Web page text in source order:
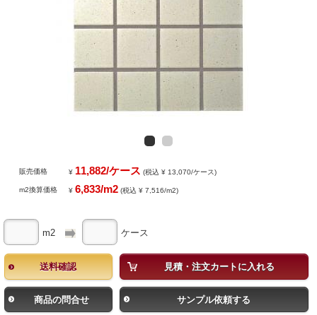
販売価格 ¥ 11,882/ケース (税込 ¥ 13,070/ケース)
m2換算価格 ¥6,833/m2 (税込 ¥ 7,516/m2)
m2 ケース
送料確認 見積・注文カートに入れる
商品の問合せ サンプル依頼する